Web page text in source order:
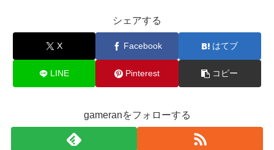
シェアする
X Facebook はてブ
LINE Pinterest コピー
gameranをフォローする